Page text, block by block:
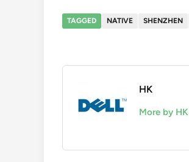
TAGGED NATIVE SHENZHEN
HK
More by HK